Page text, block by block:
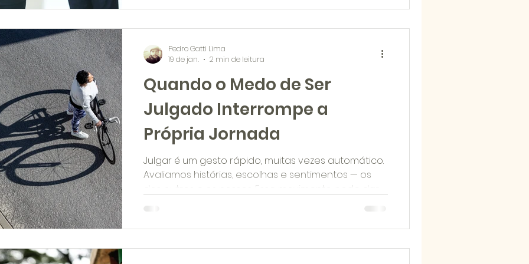
Quando o Medo de Ser
Julgado Interrompe a
Própria Jornada
Julgar é um gesto rápido, muitas vezes automático.
Avaliamos histórias, escolhas e sentimentos — os
dos outros e os nossos. Esse movimento pode dar a
medo de ser julgado nasce justamente nesse
terreno. Ele aparece quando aprendemos que
Pedro Gatti Lima
19 de jan.
2 min de leitura